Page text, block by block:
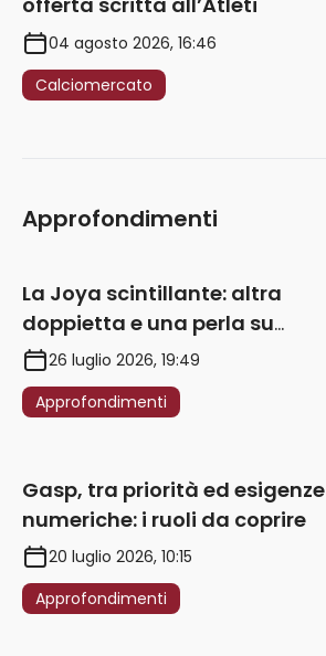
04 agosto 2026, 16:46
Calciomercato
Approfondimenti
La Joya scintillante: altra
doppietta e una perla su
punizione – VIDEO
26 luglio 2026, 19:49
Approfondimenti
Gasp, tra priorità ed esigenze
numeriche: i ruoli da coprire
20 luglio 2026, 10:15
Approfondimenti